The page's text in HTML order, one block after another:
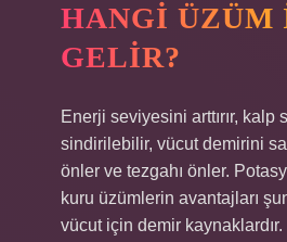
HANGI ÜZÜM
GELIR?
Enerji seviyesini arttırır, kalp
sindirilebilir, vücut demirini
önler ve tezgahı önler.
kuru üzümlerin avantajları
vücut için demir kaynaklardır.